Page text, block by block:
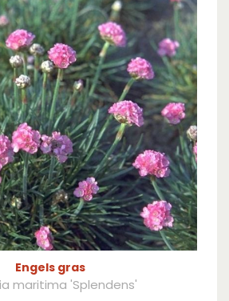
Engels gras
maritima 'Splendens'